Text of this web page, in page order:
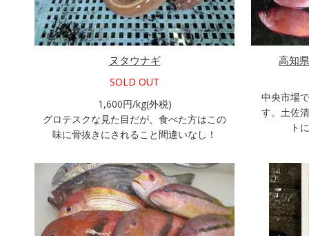
ヌタウナギ
SOLD OUT
1,600円/kg(外税)
グロテスクな見た目だが、食べた方はこの
味に骨抜きにされること間違いなし！
高知
中央市場
す。土佐
ト